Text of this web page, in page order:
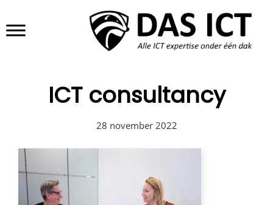
naar
DAS ICT
Header
ICT consultancy
28 november 2022